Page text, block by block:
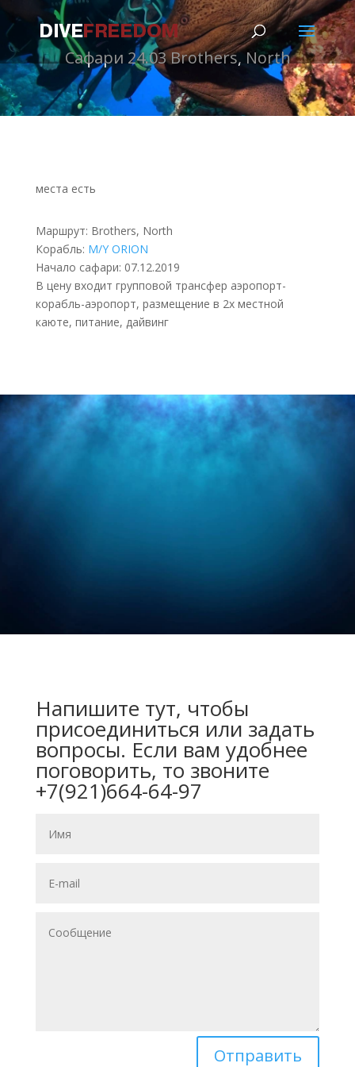
Сафари 24.03 Brothers, North
места есть
Маршрут: Brothers, North
Корабль: M/Y ORION
Начало сафари: 07.12.2019
В цену входит групповой трансфер аэропорт-
корабль-аэропорт, размещение в 2х местной
каюте, питание, дайвинг
Напишите тут, чтобы
присоединиться или задать
вопросы. Если вам удобнее
поговорить, то звоните
+7(921)664-64-97
Отправить